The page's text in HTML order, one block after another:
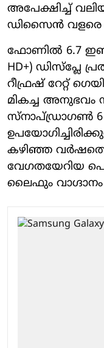
അപേക്ഷിച്ച് വലിയ
ഡിസൈന്‍ വളരെ
ഫോണില്‍ 6.7
HD+) ഡിസ്പ്ലേ
റീഫ്രഷ് റേറ്റ്
മികച്ച അനുഭവം
സ്‌നാപ്ഡ്രാഗണ്‍ 6
കഴിഞ്ഞ
വേഗതയേറിയ
ലൈഫും